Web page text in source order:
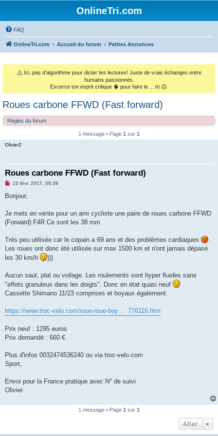
OnlineTri.com
FAQ
OnlineTri.com Accueil du forum Petites Annonces
⚠️ Ici, pas d'algorithme pour dicter tes lectures! Juste de vrais échanges entre
humains passionnés.
Excerce ton esprit critique 🧠 pour faire le ... tri 😉.
Roues carbone FFWD (Fast forward)
Règles du forum
1 message • Page 1 sur 1
Olivier2
Roues carbone FFWD (Fast forward)
M
s
g
n
l
u
15 févr. 2017, 09:39
Bonjour,
Je mets en vente pour un ami cycliste une paire de roues carbone FFWD
(Forward) F4R Ce sont les 38 mm
Très peu utilisée car le copain a 69 ans et des problèmes cardiaques
Les roues ont donc été utilisée sur max 1500 km et n'ont jamais dépasé
les 30 km/h
)))
Aucun saut, plat ou voilage. Les roulements sont hyper fluides sans
"effets granuleux dans les doigts". Donc en état quasi neuf
Cassette Shimano 11/23 comprises et boyaux également.
https://www.troc-velo.com/roue-roue-boy ... 776116.htm
Prix neuf : 1295 euros
Prix demandé : 660 €
Plus d'infos 0032474536240 ou via troc-velo.com
Sport,
Envoi pour la France pratique avec N° de suivi
Olivier
1 message • Page 1 sur 1
Aller